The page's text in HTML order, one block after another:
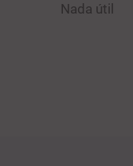
Nada útil